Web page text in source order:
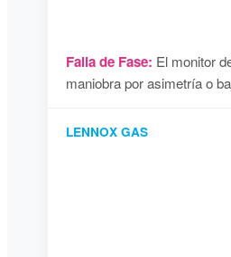
Falla de Fase: El monitor
maniobra por asimetría o
LENNOX GAS